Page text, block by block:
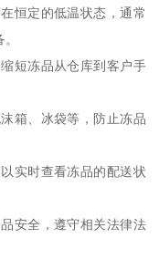
恒定的低温状态，通常
短冻品从仓库到客户手
箱、冰袋等，防止冻品
实时查看冻品的配送状
安全，遵守相关法律法